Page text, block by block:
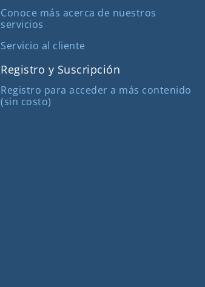
Conoce más acerca de nuestros
servicios
Servicio al cliente
Registro y Suscripción
Registro para acceder a más contenido
(sin costo)